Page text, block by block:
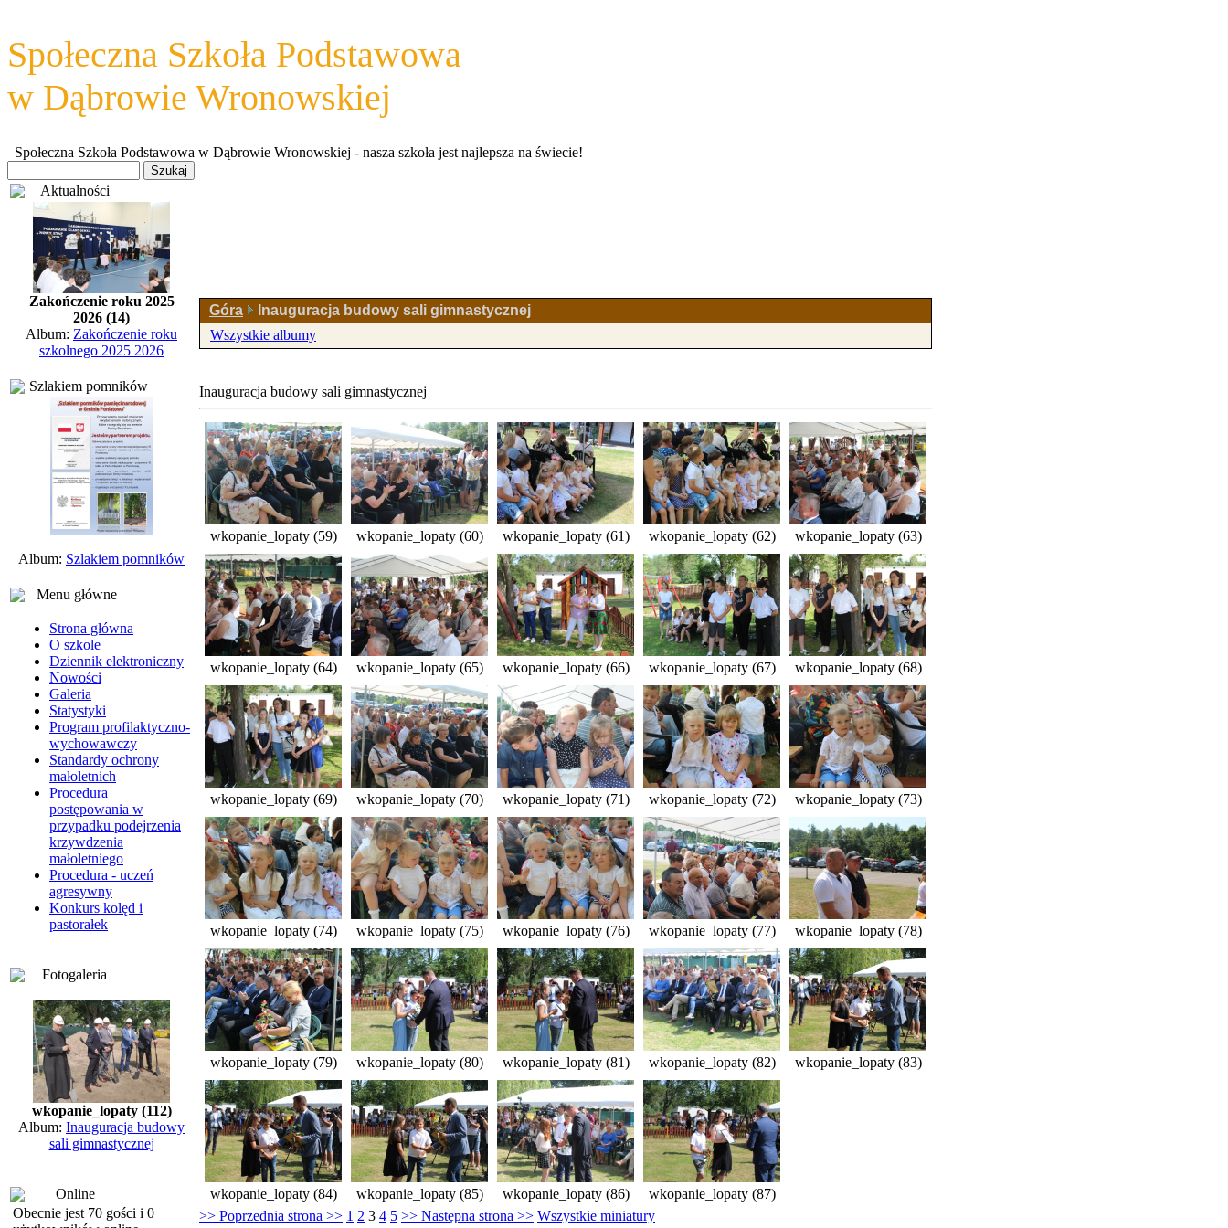
Społeczna Szkoła Podstawowa
w Dąbrowie Wronowskiej
Społeczna Szkoła Podstawowa w Dąbrowie Wronowskiej - nasza szkoła jest najlepsza na świecie!
Aktualności
Zakończenie roku 2025
2026 (14)
Album: Zakończenie roku
szkolnego 2025 2026
Szlakiem pomników
Album: Szlakiem pomników
Menu główne
Strona główna
O szkole
Dziennik elektroniczny
Nowości
Galeria
Statystyki
Program profilaktyczno-
wychowawczy
Standardy ochrony
małoletnich
Procedura
postępowania w
przypadku podejrzenia
krzywdzenia
małoletniego
Procedura - uczeń
agresywny
Konkurs kolęd i
pastorałek
Fotogaleria
wkopanie_lopaty (112)
Album: Inauguracja budowy
sali gimnastycznej
Online
Obecnie jest 70 gości i 0
Góra
Inauguracja budowy sali gimnastycznej
Wszystkie albumy
Inauguracja budowy sali gimnastycznej
wkopanie_lopaty (59) wkopanie_lopaty (60) wkopanie_lopaty (61) wkopanie_lopaty (62) wkopanie_lopaty (63)
wkopanie_lopaty (64) wkopanie_lopaty (65) wkopanie_lopaty (66) wkopanie_lopaty (67) wkopanie_lopaty (68)
wkopanie_lopaty (69) wkopanie_lopaty (70) wkopanie_lopaty (71) wkopanie_lopaty (72) wkopanie_lopaty (73)
wkopanie_lopaty (74) wkopanie_lopaty (75) wkopanie_lopaty (76) wkopanie_lopaty (77) wkopanie_lopaty (78)
wkopanie_lopaty (79) wkopanie_lopaty (80) wkopanie_lopaty (81) wkopanie_lopaty (82) wkopanie_lopaty (83)
wkopanie_lopaty (84) wkopanie_lopaty (85) wkopanie_lopaty (86)
wkopanie_lopaty (87)
>> Poprzednia strona >> 1 2 3 4 5 >> Następna strona >> Wszystkie miniatury